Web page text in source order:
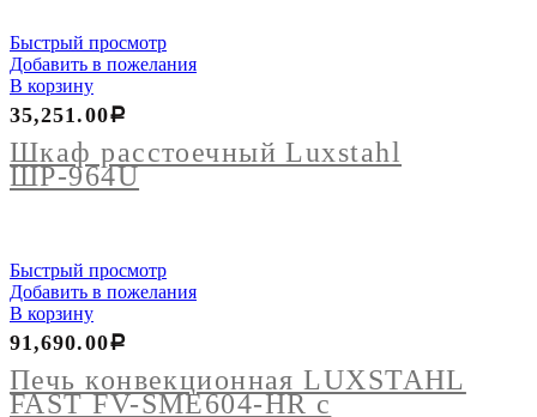
Быстрый просмотр
Добавить в пожелания
В корзину
Шкаф расстоечный Luxstahl
ШР-964U
35,251.00Р
Быстрый просмотр
Добавить в пожелания
В корзину
Печь конвекционная LUXSTAHL
FAST FV-SME604-HR с
91,690.00Р